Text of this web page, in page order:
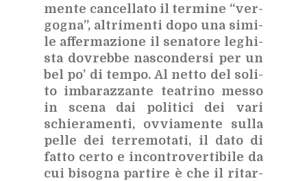
men­te can­cel­la­to il ter­mi­ne “ver­
go­gna”, al­tri­men­ti dopo una si­mi­
le af­fer­ma­zio­ne il se­na­to­re le­ghi­
sta do­vreb­be na­scon­der­si per un
bel po’ di tem­po. Al net­to del so­li­
to im­ba­raz­zan­te tea­tri­no mes­so
in sce­na dai po­li­ti­ci dei vari
schie­ra­men­ti, ov­via­men­te sul­la
pel­le dei ter­re­mo­ta­ti, il dato di
fat­to cer­to e in­con­tro­ver­ti­bi­le da
cui bi­so­gna par­ti­re è che il ri­tar­